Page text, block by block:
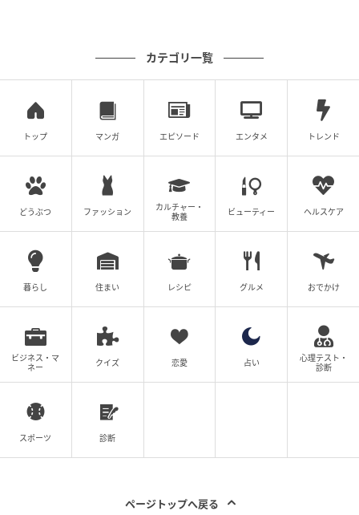
ウーマンエキサイト
ウーマンエキサイト
カテゴリ一覧
トップ マンガ エピソード エンタメ トレンド
どうぶつ ファッション
カルチャー・
教養
ビューティー ヘルスケア
暮らし 住まい レシピ グルメ おでかけ
ビジネス・マ
ネー
クイズ 恋愛 占い
心理テスト・
診断
スポーツ 診断
ページトップへ戻る